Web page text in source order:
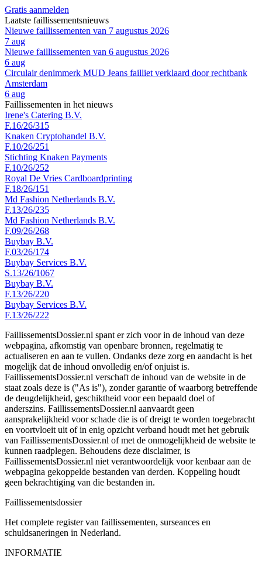
Gratis aanmelden
Laatste faillissementsnieuws
Nieuwe faillissementen van 7 augustus 2026
7 aug
Nieuwe faillissementen van 6 augustus 2026
6 aug
Circulair denimmerk MUD Jeans failliet verklaard door rechtbank
Amsterdam
6 aug
Faillissementen in het nieuws
Irene's Catering B.V.
F.16/26/315
Knaken Cryptohandel B.V.
F.10/26/251
Stichting Knaken Payments
F.10/26/252
Royal De Vries Cardboardprinting
F.18/26/151
Md Fashion Netherlands B.V.
F.13/26/235
Md Fashion Netherlands B.V.
F.09/26/268
Buybay B.V.
F.03/26/174
Buybay Services B.V.
S.13/26/1067
Buybay B.V.
F.13/26/220
Buybay Services B.V.
F.13/26/222
FaillissementsDossier.nl spant er zich voor in de inhoud van deze
webpagina, afkomstig van openbare bronnen, regelmatig te
actualiseren en aan te vullen. Ondanks deze zorg en aandacht is het
mogelijk dat de inhoud onvolledig en/of onjuist is.
FaillissementsDossier.nl verschaft de inhoud van de website in de
staat zoals deze is ("As is"), zonder garantie of waarborg betreffende
de deugdelijkheid, geschiktheid voor een bepaald doel of
anderszins. FaillissementsDossier.nl aanvaardt geen
aansprakelijkheid voor schade die is of dreigt te worden toegebracht
en voortvloeit uit of in enig opzicht verband houdt met het gebruik
van FaillissementsDossier.nl of met de onmogelijkheid de website te
kunnen raadplegen. Behoudens deze disclaimer, is
FaillissementsDossier.nl niet verantwoordelijk voor kenbaar aan de
webpagina gekoppelde bestanden van derden. Koppeling houdt
geen bekrachtiging van die bestanden in.
Faillissementsdossier
Het complete register van faillissementen, surseances en
schuldsaneringen in Nederland.
INFORMATIE